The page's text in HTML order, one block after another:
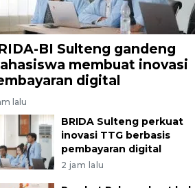
BI Sulteng gandeng
membuat inovasi
digital
lalu
BRIDA Sulteng perkuat
inovasi TTG berbasis
pembayaran digital
2 jam lalu